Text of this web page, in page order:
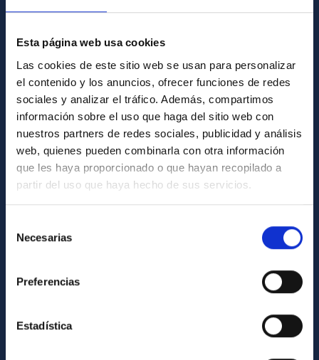
Esta página web usa cookies
Las cookies de este sitio web se usan para personalizar
el contenido y los anuncios, ofrecer funciones de redes
sociales y analizar el tráfico. Además, compartimos
información sobre el uso que haga del sitio web con
nuestros partners de redes sociales, publicidad y análisis
web, quienes pueden combinarla con otra información
que les haya proporcionado o que hayan recopilado a
partir del uso que haya hecho de sus servicios.
Necesarias
Preferencias
Estadística
How to get to the IAC
List of personnel
Library
General register
ABOUT THE IAC
Legislation
Transparency
Environment and Sustainability
External funding